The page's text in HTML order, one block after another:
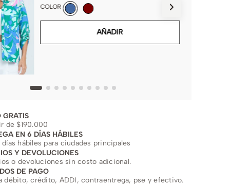
COLOR
AÑADIR
GRATIS
de $190.000
EN 6 DÍAS HÁBILES
días hábiles para ciudades principales
Y DEVOLUCIONES
o devoluciones sin costo adicional.
DE PAGO
débito, crédito, ADDI, contraentrega, pse y efectivo.